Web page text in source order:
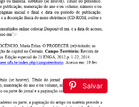
Salvar